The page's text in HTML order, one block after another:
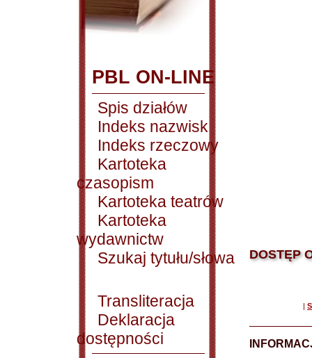
PBL ON-LINE
Spis działów
Indeks nazwisk
Indeks rzeczowy
Kartoteka
czasopism
Kartoteka teatrów
Kartoteka
wydawnictw
Szukaj tytułu/słowa
Transliteracja
Deklaracja
dostępności
DOSTĘP
|